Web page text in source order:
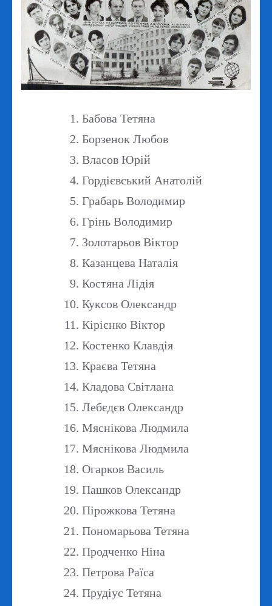
Бабова Тетяна
Борзенок Любов
Власов Юрій
Гордієвський Анатолій
Грабарь Володимир
Грінь Володимир
Золотарьов Віктор
Казанцева Наталія
Костяна Лідія
Куксов Олександр
Кірієнко Віктор
Костенко Клавдія
Краєва Тетяна
Кладова Світлана
Лебєдєв Олександр
Мяснікова Людмила
Мяснікова Людмила
Огарков Василь
Пашков Олександр
Пірожкова Тетяна
Пономарьова Тетяна
Продченко Ніна
Петрова Раїса
Прудіус Тетяна